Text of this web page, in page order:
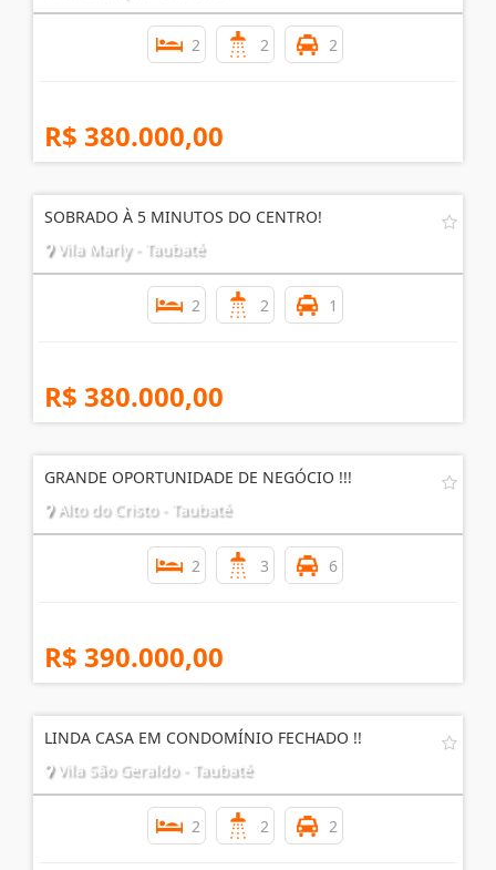
2 2 2
R$ 380.000,00
SOBRADO À 5 MINUTOS DO CENTRO!
Vila Marly - Taubaté
2 2 1
R$ 380.000,00
GRANDE OPORTUNIDADE DE NEGÓCIO !!!
Alto do Cristo - Taubaté
2 3 6
R$ 390.000,00
LINDA CASA EM CONDOMÍNIO FECHADO !!
Vila São Geraldo - Taubaté
2 2 2